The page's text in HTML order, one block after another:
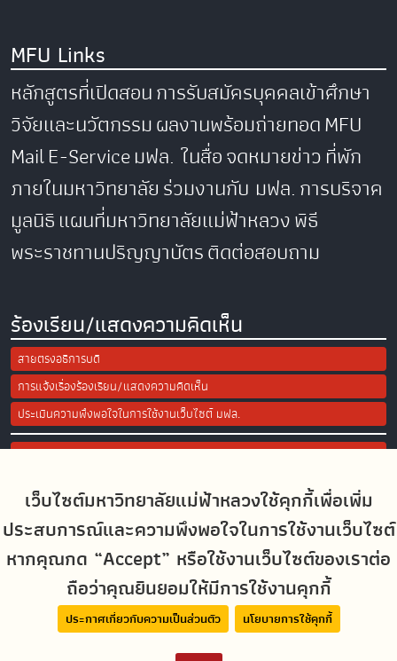
เว็บไซต์มหาวิทยาลัยแม่ฟ้าหลวงใช้คุกกี้เพื่อเพิ่ม
ประสบการณ์และความพึงพอใจในการใช้งานเว็บไซต์
หากคุณกด “Accept” หรือใช้งานเว็บไซต์ของเราต่อ
ถือว่าคุณยินยอมให้มีการใช้งานคุกกี้
ประกาศเกี่ยวกับความเป็นส่วนตัว นโยบายการใช้คุกกี้
MFU Links
หลักสูตรที่เปิดสอนการรับสมัครบุคคลเข้าศึกษา
วิจัยและนวัตกรรมผลงานพร้อมถ่ายทอดMFU
MailE-Serviceมฟล. ในสื่อจดหมายข่าวที่พัก
ภายในมหาวิทยาลัยร่วมงานกับ มฟล.การบริจาค
มูลนิธิแผนที่มหาวิทยาลัยแม่ฟ้าหลวงพิธี
พระราชทานปริญญาบัตรติดต่อสอบถาม
ร้องเรียน/แสดงความคิดเห็น
สายตรงอธิการบดี
การแจ้งเรื่องร้องเรียน/แสดงความคิดเห็น
ประเมินความพึงพอใจในการใช้งานเว็บไซต์ มฟล.
Site Map
Social Media
MFUconnect